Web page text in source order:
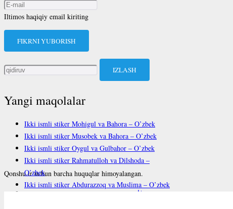
Iltimos haqiqiy email kiriting
FIKRNI YUBORISH
Qidirshish:
Yangi maqolalar
Ikki ismli stiker Mohigul va Bahora – O’zbek
Ikki ismli stiker Musobek va Bahora – O’zbek
Ikki ismli stiker Oygul va Gulbahor – O’zbek
Ikki ismli stiker Rahmatulloh va Dilshoda –
O’zbek
Ikki ismli stiker Abdurazzoq va Muslima – O’zbek
Qonshu.ir uchun barcha huquqlar himoyalangan.
فارسی